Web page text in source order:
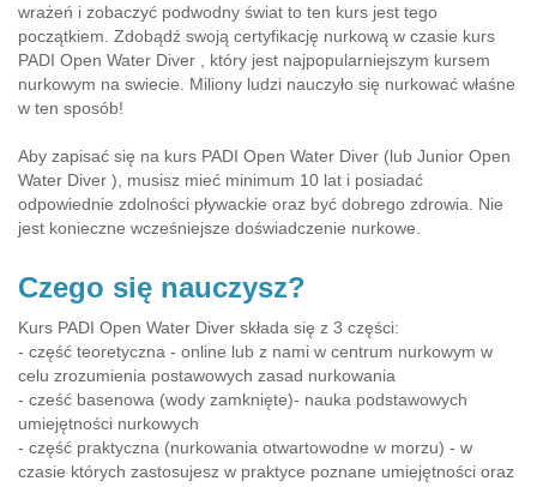
wrażeń i zobaczyć podwodny świat to ten kurs jest tego
początkiem. Zdobądź swoją certyfikację nurkową w czasie kurs
PADI Open Water Diver , który jest najpopularniejszym kursem
nurkowym na swiecie. Miliony ludzi nauczyło się nurkować właśne
w ten sposób!
Aby zapisać się na kurs PADI Open Water Diver (lub Junior Open
Water Diver ), musisz mieć minimum 10 lat i posiadać
odpowiednie zdolności pływackie oraz być dobrego zdrowia. Nie
jest konieczne wcześniejsze doświadczenie nurkowe.
Czego się nauczysz?
Kurs PADI Open Water Diver składa się z 3 części:
- część teoretyczna - online lub z nami w centrum nurkowym w
celu zrozumienia postawowych zasad nurkowania
- cześć basenowa (wody zamknięte)- nauka podstawowych
umiejętności nurkowych
- część praktyczna (nurkowania otwartowodne w morzu) - w
czasie których zastosujesz w praktyce poznane umiejętności oraz